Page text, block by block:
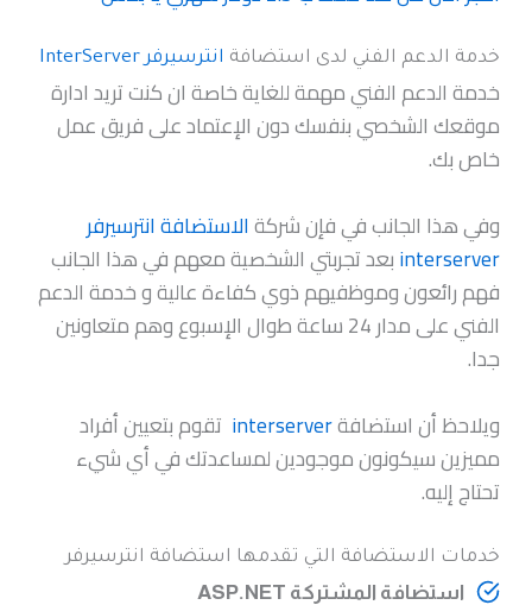
خدمة الدعم الفني لدى استضافة انترسيرفر InterServer
خدمة الدعم الفني مهمة للغاية خاصة ان كنت تريد ادارة
موقعك الشخصي بنفسك دون الإعتماد على فريق عمل
خاص بك.
وفي هذا الجانب في فإن شركةالاستضافة انترسيرفر
interserverبعد تجربتي الشخصية معهم في هذا الجانب
فهم رائعون وموظفيهم ذوي كفاءة عالية و خدمة الدعم
الفني على مدار 24 ساعة طوال الإسبوع وهم متعاونين
جدا.
ويلاحظ أن استضافةinterserver تقوم بتعيين أفراد
مميزين سيكونون موجودين لمساعدتك في أي شيء
تحتاج إليه.
خدمات الاستضافة التي تقدمها استضافة انترسيرفر
استضافة المشتركة ASP.NET